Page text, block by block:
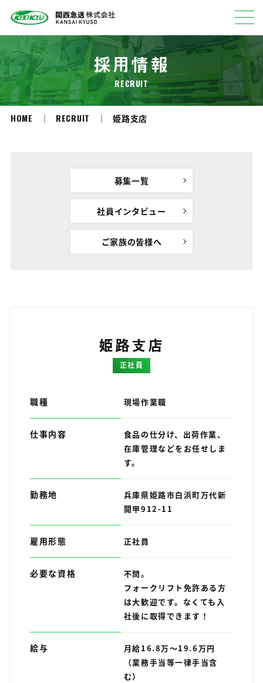
採用情報
RECRUIT
HOME RECRUIT 姫路支店
募集一覧
社員インタビュー
ご家族の皆様へ
姫路支店
正社員
職種 現場作業職
仕事内容
食品の仕分け、出荷作業、
在庫管理などをお任せしま
す。
勤務地
兵庫県姫路市白浜町万代新
開甲912-11
雇用形態 正社員
必要な資格
不問。
フォークリフト免許ある方
は大歓迎です。なくても入
社後に取得できます！
給与
月給16.8万～19.6万円
（業務手当等一律手当含
む）